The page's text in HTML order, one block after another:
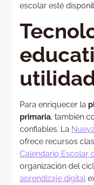
escolar esté
Para enriquecer la
primaria, también
confiables. La
ofrece recursos
Calendario Escolar
organización del
aprendizaje digital